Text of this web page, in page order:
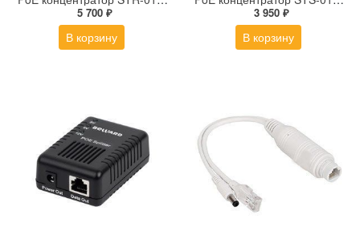
5 700 ₽
В корзину
3 950 ₽
В корзину